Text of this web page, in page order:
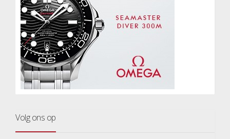
Volg ons op